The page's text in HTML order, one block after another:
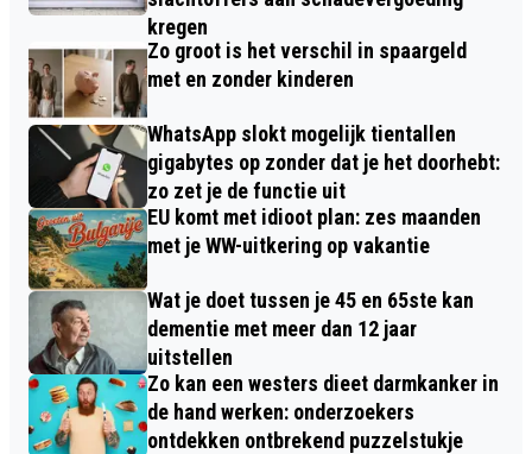
kregen
Zo groot is het verschil in spaargeld
met en zonder kinderen
WhatsApp slokt mogelijk tientallen
gigabytes op zonder dat je het doorhebt:
zo zet je de functie uit
EU komt met idioot plan: zes maanden
met je WW-uitkering op vakantie
Wat je doet tussen je 45 en 65ste kan
dementie met meer dan 12 jaar
uitstellen
Zo kan een westers dieet darmkanker in
de hand werken: onderzoekers
ontdekken ontbrekend puzzelstukje